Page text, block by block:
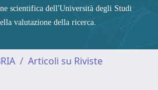
scientifica dell'Università degli Studi
valutazione della ricerca.
Articoli su Riviste